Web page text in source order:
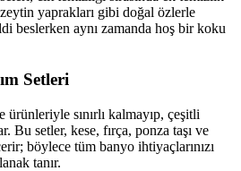
yaprakları gibi doğal özlerle
beslerken aynı zamanda hoş bir koku
Setleri
ürünleriyle sınırlı kalmayıp, çeşitli
Bu setler, kese, fırça, ponza taşı ve
böylece tüm banyo ihtiyaçlarınızı
tanır.